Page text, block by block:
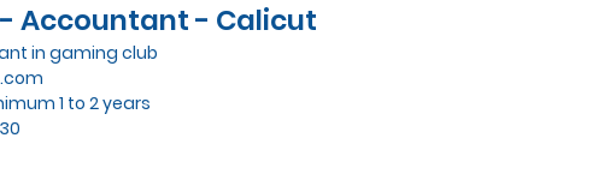
Accountant - Calicut
in gaming club
1 to 2 years